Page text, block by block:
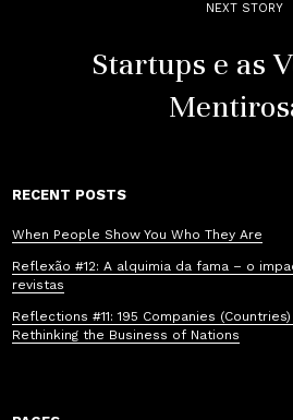
NEXT STORY
Startups e as
RECENT POSTS
When People Show You Who They Are
Reflexão #12: A alquimia da fama – o
revistas
Reflections #11: 195 Companies
Rethinking the Business of Nations